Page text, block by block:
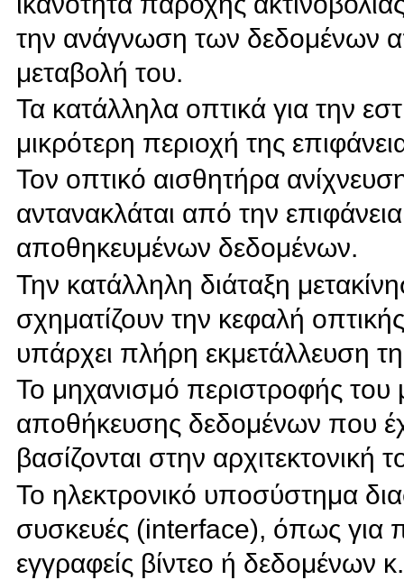
την ανάγνωση των δεδομένων
μεταβολή του.
Τα κατάλληλα οπτικά για την
μικρότερη περιοχή της
Τον οπτικό αισθητήρα
αντανακλάται από την
αποθηκευμένων δεδομένων.
Την κατάλληλη διάταξη
σχηματίζουν την κεφαλή
υπάρχει πλήρη εκμετάλλευση
Το μηχανισμό περιστροφής του
αποθήκευσης δεδομένων που
βασίζονται στην
Το ηλεκτρονικό υποσύστημα
συσκευές (interface), όπως για
εγγραφείς βίντεο ή δεδομένων